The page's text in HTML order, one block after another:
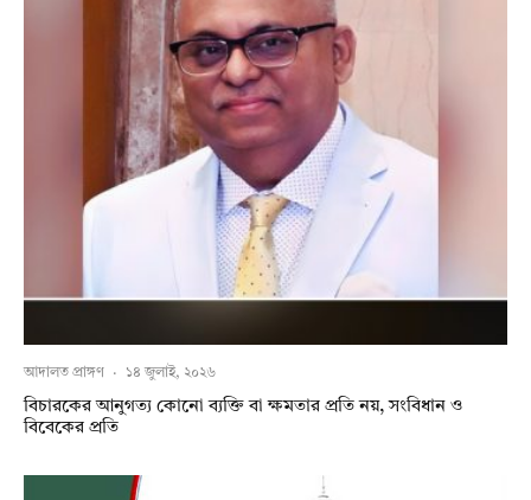
আদালত প্রাঙ্গণ · ১৪ জুলাই, ২০২৬
বিচারকের আনুগত্য কোনো ব্যক্তি বা ক্ষমতার প্রতি নয়, সংবিধান ও
বিবেকের প্রতি